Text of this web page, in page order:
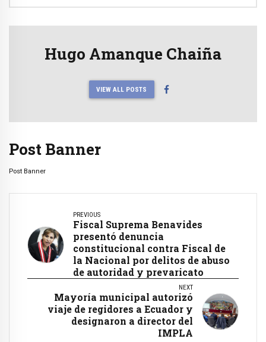
Hugo Amanque Chaiña
VIEW ALL POSTS
Post Banner
Post Banner
PREVIOUS
Fiscal Suprema Benavides
presentó denuncia
constitucional contra Fiscal de
la Nacional por delitos de abuso
de autoridad y prevaricato
NEXT
Mayoría municipal autorizó
viaje de regidores a Ecuador y
designaron a director del
IMPLA